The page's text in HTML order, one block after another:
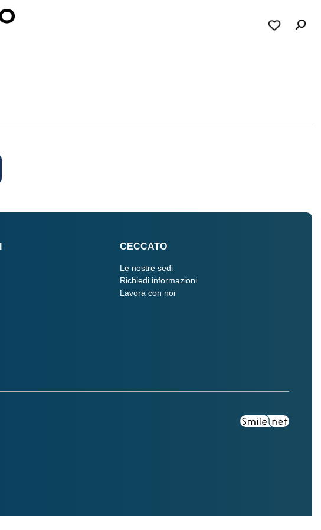
CECCATO
Le nostre sedi
Richiedi informazioni
Lavora con noi